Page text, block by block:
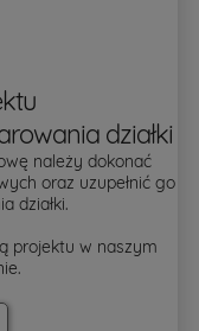
działki
należy dokonać
oraz uzupełnić go
działki.
projektu w naszym